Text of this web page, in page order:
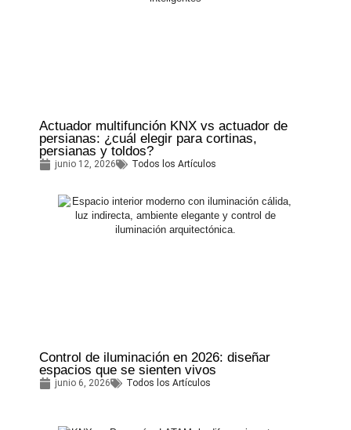
Actuador multifunción KNX vs actuador de
persianas: ¿cuál elegir para cortinas,
persianas y toldos?
junio 12, 2026 Todos los Artículos
Control de iluminación en 2026: diseñar
espacios que se sienten vivos
junio 6, 2026 Todos los Artículos